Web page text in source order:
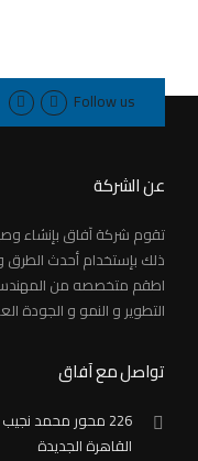
ل
ع
د
ن
ا
ل
أ
ا
Follow us
عن الشركة
تقوم شركة آفاق بإنشاء
ذلك بإستخدام أحدث الطرق
اطقم متخصصه من
التطوير و النمو و الجودة
تواصل مع آفاق
226 محور محمد
القاهرة الجديدة